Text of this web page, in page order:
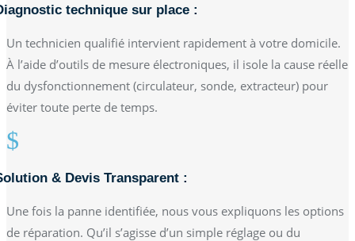
technique sur place :
Un technicien qualifié intervient rapidement à votre domicile.
À l’aide d’outils de mesure électroniques, il isole la cause réelle
du dysfonctionnement (circulateur, sonde, extracteur) pour
éviter toute perte de temps.
$
& Devis Transparent :
Une fois la panne identifiée, nous vous expliquons les options
de réparation. Qu’il s’agisse d’un simple réglage ou du